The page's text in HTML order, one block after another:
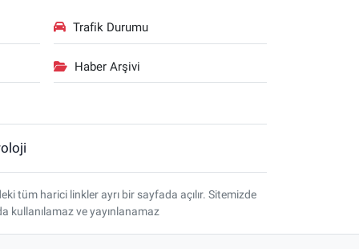
Trafik Durumu
Haber Arşivi
tüm harici linkler ayrı bir sayfada açılır. Sitemizde
kullanılamaz ve yayınlanamaz